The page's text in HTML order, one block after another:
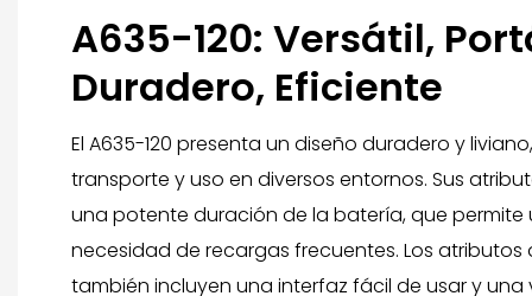
A635-120: Versátil,
Duradero, Eficiente
El A635-120 presenta un diseño duradero y
transporte y uso en diversos entornos. Sus
una potente duración de la batería, que permite
necesidad de recargas frecuentes. Los
también incluyen una interfaz fácil de usar y una